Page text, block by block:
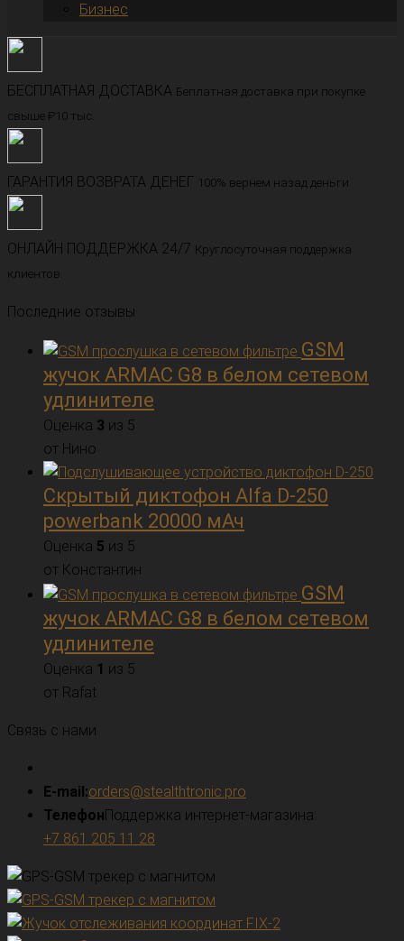
Бизнес
БЕСПЛАТНАЯ ДОСТАВКА Беплатная доставка при покупке
свыше ₽10 тыс.
ГАРАНТИЯ ВОЗВРАТА ДЕНЕГ 100% вернем назад деньги.
ОНЛАЙН ПОДДЕРЖКА 24/7 Круглосуточная поддержка
клиентов.
Последние отзывы
GSM
жучок ARMAC G8 в белом сетевом
удлинителе
Оценка 3 из 5
от Нино
Скрытый диктофон Alfa D-250
powerbank 20000 мАч
Оценка 5 из 5
от Константин
GSM
жучок ARMAC G8 в белом сетевом
удлинителе
Оценка 1 из 5
от Rafat
Связь с нами
E-mail:orders@stealthtronic.pro
ТелефонПоддержка интернет-магазина:
+7 861 205 11 28